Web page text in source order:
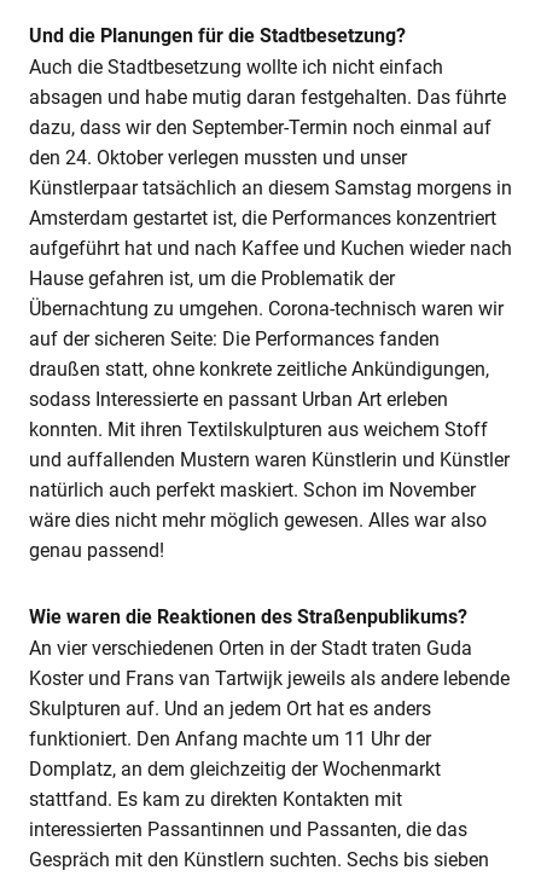
Und die Planungen für die Stadtbesetzung?
Auch die Stadtbesetzung wollte ich nicht einfach
absagen und habe mutig daran festgehalten. Das führte
dazu, dass wir den September-Termin noch einmal auf
den 24. Oktober verlegen mussten und unser
Künstlerpaar tatsächlich an diesem Samstag morgens in
Amsterdam gestartet ist, die Performances konzentriert
aufgeführt hat und nach Kaffee und Kuchen wieder nach
Hause gefahren ist, um die Problematik der
Übernachtung zu umgehen. Corona-technisch waren wir
auf der sicheren Seite: Die Performances fanden
draußen statt, ohne konkrete zeitliche Ankündigungen,
sodass Interessierte en passant Urban Art erleben
konnten. Mit ihren Textilskulpturen aus weichem Stoff
und auffallenden Mustern waren Künstlerin und Künstler
natürlich auch perfekt maskiert. Schon im November
wäre dies nicht mehr möglich gewesen. Alles war also
genau passend!
Wie waren die Reaktionen des Straßenpublikums?
An vier verschiedenen Orten in der Stadt traten Guda
Koster und Frans van Tartwijk jeweils als andere lebende
Skulpturen auf. Und an jedem Ort hat es anders
funktioniert. Den Anfang machte um 11 Uhr der
Domplatz, an dem gleichzeitig der Wochenmarkt
stattfand. Es kam zu direkten Kontakten mit
interessierten Passantinnen und Passanten, die das
Gespräch mit den Künstlern suchten. Sechs bis sieben